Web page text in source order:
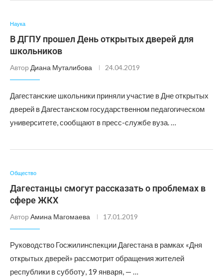
Наука
В ДГПУ прошел День открытых дверей для
школьников
Автор Диана Муталибова 24.04.2019
Дагестанские школьники приняли участие в Дне открытых
дверей в Дагестанском государственном педагогическом
университете, сообщают в пресс-службе вуза. …
Общество
Дагестанцы смогут рассказать о проблемах в
сфере ЖКХ
Автор Амина Магомаева 17.01.2019
Руководство Госжилинспекции Дагестана в рамках «Дня
открытых дверей» рассмотрит обращения жителей
республики в субботу, 19 января, — …